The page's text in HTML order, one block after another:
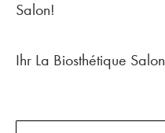
Salon!
Ihr La Biosthétique Salon